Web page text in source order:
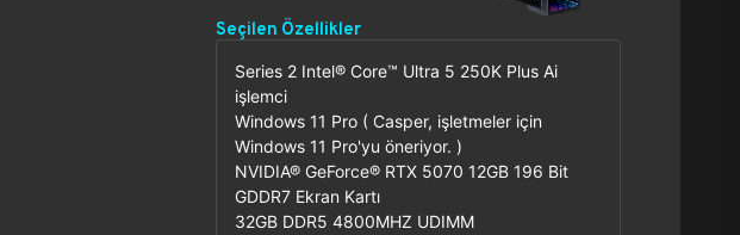
Seçilen Özellikler
Series 2 Intel® Core™ Ultra 5 250K Plus Ai
işlemci
Windows 11 Pro ( Casper, işletmeler için
Windows 11 Pro'yu öneriyor. )
NVIDIA® GeForce® RTX 5070 12GB 196 Bit
GDDR7 Ekran Kartı
32GB DDR5 4800MHZ UDIMM